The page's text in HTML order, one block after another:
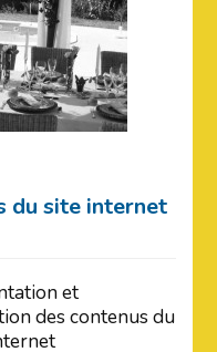
du site internet
et
des contenus du